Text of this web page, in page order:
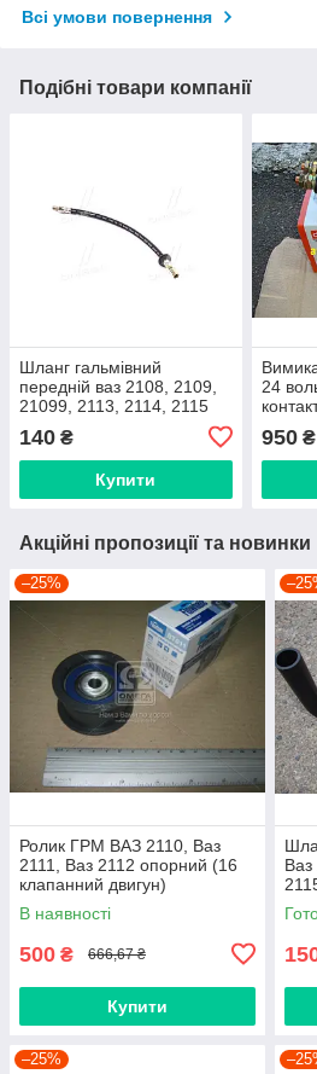
Всі умови повернення
Подібні товари компанії
Шланг гальмівний
передній ваз 2108, 2109,
21099, 2113, 2114, 2115
(виробник Дорожня карта,
Харків)
140 ₴
Купити
24
Україна
950₴
Акційні пропозиції та новинки
–25%
Ролик ГРМ ВАЗ 2110, Ваз
2111, Ваз 2112 опорний (16
клапанний двигун)
В наявності
500 ₴ 666,67 ₴
Купити
–25%